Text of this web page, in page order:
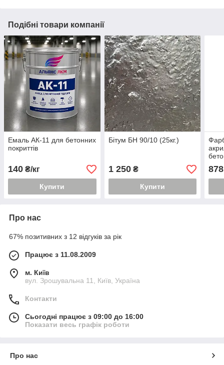
Подібні товари компанії
Емаль АК-11 для бетонних
покриттів
140 ₴/кг
Купити
Бітум БН 90/10 (25кг.)
1 250₴
Купити
Про нас
67% позитивних з 12 відгуків за рік
Працює з 11.08.2009
м. Київ
вул. Зрошувальна 11, Київ, Україна
Контакти
Сьогодні працює з 09:00 до 16:00
Показати весь графік роботи
Про нас